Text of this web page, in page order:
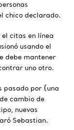
chico declarado.
el citas en línea
usando el
debe mantener
uno otro.
pasado por {una
cambio de
nuevas
Sebastian.